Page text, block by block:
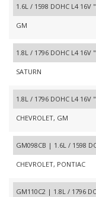
1.6L / 1598 DOHC L4 16V
GM
1.8L / 1796 DOHC L4
SATURN
1.8L / 1796 DOHC L4
CHEVROLET, GM
GM098CB | 1.6L / 1598
CHEVROLET, PONTIAC
GM110C2 | 1.8L / 1796